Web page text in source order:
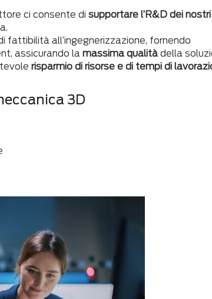
ci consente di supportare l’R&D dei nostri
fattibilità all’ingegnerizzazione, fornendo
assicurando la massima qualità della
risparmio di risorse e di tempi di
3D